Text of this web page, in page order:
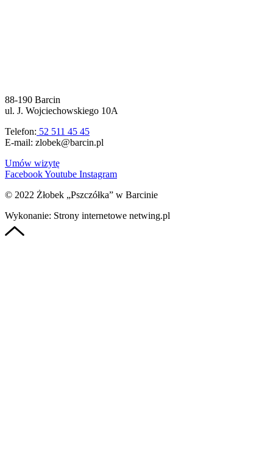
88-190 Barcin
ul. J. Wojciechowskiego 10A
Telefon: 52 511 45 45
E-mail: zlobek@barcin.pl
Umów wizytę
FacebookYoutube Instagram
© 2022 Żłobek „Pszczółka” w Barcinie
Wykonanie: Strony internetowe netwing.pl